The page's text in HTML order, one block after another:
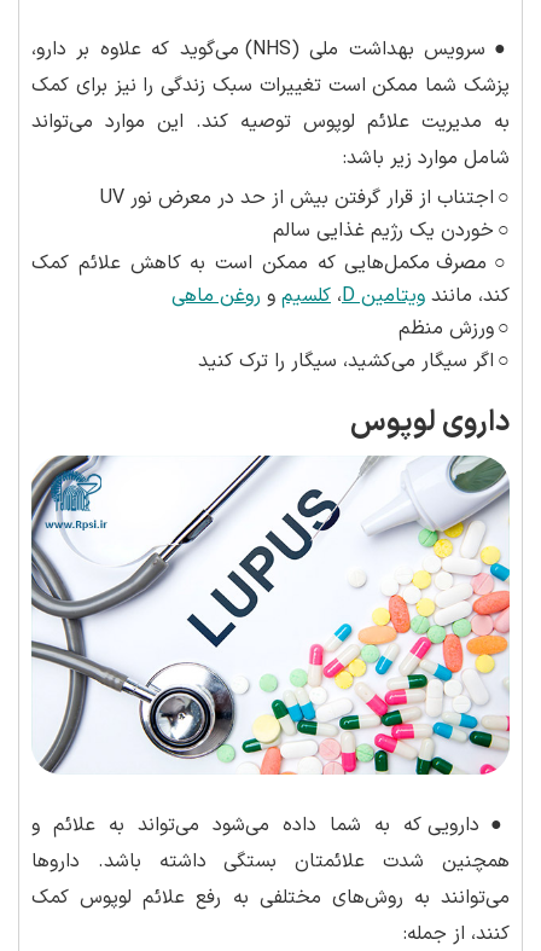
●
سرویس بهداشت ملی (NHS) می‌گوید که علاوه بر دارو،
پزشک شما ممکن است تغییرات سبک زندگی را نیز برای کمک
به مدیریت علائم لوپوس توصیه کند. این موارد می‌تواند
شامل موارد زیر باشد:
○ اجتناب از قرار گرفتن بیش از حد در معرض نور UV
○ خوردن یک رژیم غذایی سالم
○ مصرف مکمل‌هایی که ممکن است به کاهش علائم کمک
کند، مانند ویتامین D ، کلسیم و روغن ماهی
○ورزش منظم
○ اگر سیگار می‌کشید، سیگار را ترک کنید
داروی لوپوس
● دارویی که به شما داده می‌شود می‌تواند به علائم و
همچنین شدت علائمتان بستگی داشته باشد. داروها
می‌توانند به روش‌های مختلفی به رفع علائم لوپوس کمک
کنند، از جمله: